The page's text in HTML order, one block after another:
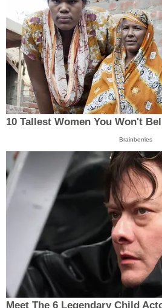
10 Tallest Women You Won't
Brainberries
Meet The 6 Legendary Child